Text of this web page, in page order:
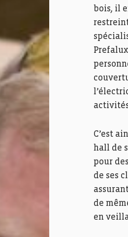
bois, il
C’est
hall de
pour
de ses
de
en